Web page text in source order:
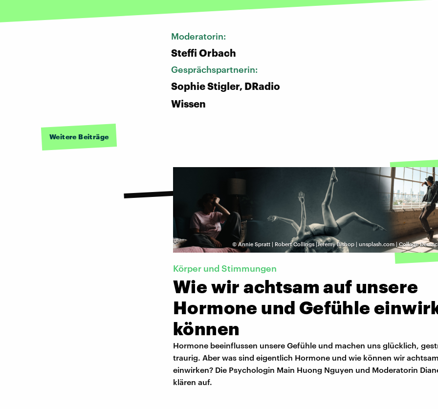
Moderatorin:
Steffi Orbach
Gesprächspartnerin:
Sophie Stigler, DRadio
Wissen
Weitere Beiträge
©Annie Spratt | Robert Collings |Jeremy Bishop | unsplash.com | Collage
Körper und Stimmungen
Wie wir achtsam auf unsere
Hormone und Gefühle
können
Hormone beeinflussen unsere Gefühle und machen uns glücklich,
traurig. Aber was sind eigentlich Hormone und wie können wir
einwirken? Die Psychologin Main Huong Nguyen und Moderatorin
klären auf.